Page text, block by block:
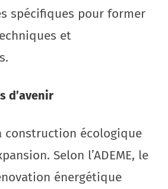
spécifiques pour former
et
d’avenir
construction écologique
Selon l’ADEME, le
énergétique